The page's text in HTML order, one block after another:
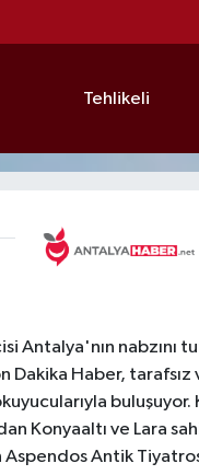
Tehlikeli
Antalya'nın nabzını
Dakika Haber, tarafsız
Konyaaltı ve Lara
Antik